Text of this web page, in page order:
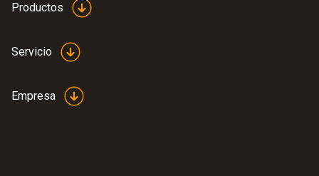
Productos
Servicio
Empresa